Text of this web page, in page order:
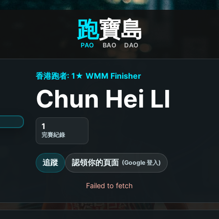
跑
PAO
寶
BAO
島
DAO
香港跑者: 1★ WMM Finisher
Chun Hei LI
1
完賽紀錄
追蹤 認領你的頁面 (Google 登入)
Failed to fetch